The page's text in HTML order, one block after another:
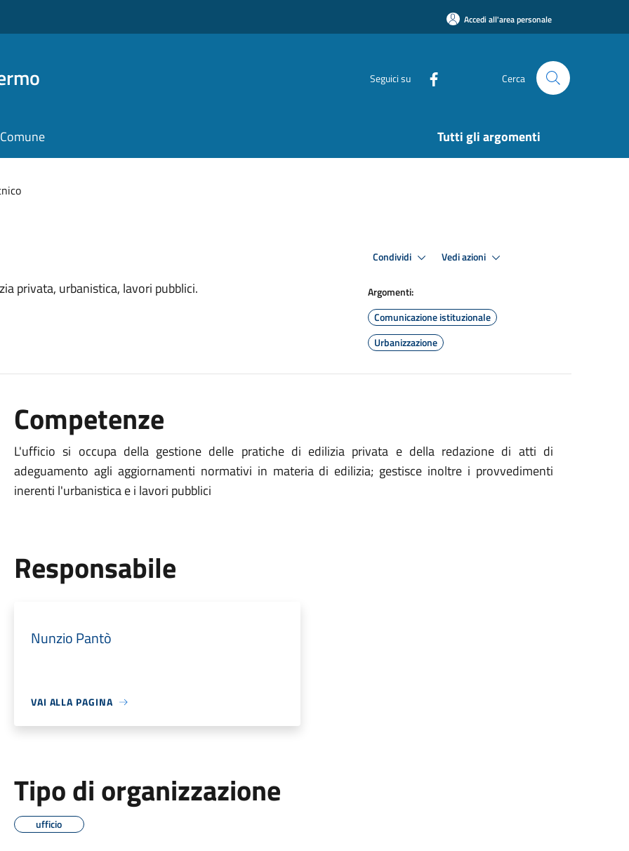
Accedi all'area personale
Seguici su Cerca
Tutti gli argomenti
privata, urbanistica, lavori pubblici.
Condividi Vedi azioni
Argomenti:
Comunicazione istituzionale
Urbanizzazione
Competenze
L'ufficio si occupa della gestione delle pratiche di edilizia privata e della redazione di atti di
adeguamento agli aggiornamenti normativi in materia di edilizia; gestisce inoltre i provvedimenti
inerenti l'urbanistica e i lavori pubblici
Responsabile
Nunzio Pantò
VAI ALLA PAGINA
Tipo di organizzazione
ufficio